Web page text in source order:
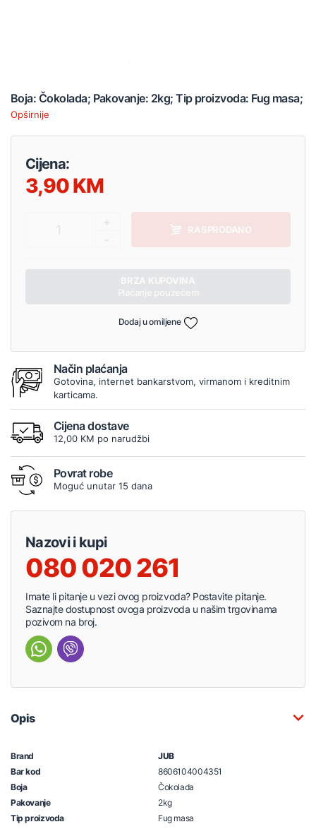
Boja: Čokolada; Pakovanje: 2kg; Tip proizvoda: Fug masa;
Opširnije
Cijena:
3,90
RASPRODANO
Dodaj u omiljene
Način plaćanja
Gotovina, internet bankarstvom, virmanom i kreditnim
karticama.
Cijena dostave
12,00 KM po narudžbi
Povrat robe
Moguć unutar 15 dana
Nazovi i kupi
080 020 261
Imate li pitanje u vezi ovog proizvoda? Postavite pitanje.
Saznajte dostupnost ovoga proizvoda u našim trgovinama
pozivom na broj.
Opis
Brand
JUB
Bar kod
8606104004351
Boja
Čokolada
Pakovanje
2kg
Tip proizvoda
Fug masa